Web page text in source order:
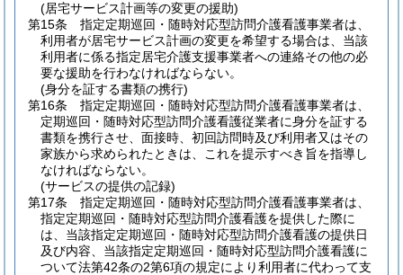
(居宅サービス計画等の変更の援助)
第15条
指定定期巡回・随時対応型訪問介護看護事業者は、
利用者が居宅サービス計画の変更を希望する場合は、当該
利用者に係る指定居宅介護支援事業者への連絡その他の必
要な援助を行わなければならない。
(身分を証する書類の携行)
第16条
指定定期巡回・随時対応型訪問介護看護事業者は、
定期巡回・随時対応型訪問介護看護従業者に身分を証する
書類を携行させ、面接時、初回訪問時及び利用者又はその
家族から求められたときは、これを提示すべき旨を指導し
なければならない。
(サービスの提供の記録)
第17条
指定定期巡回・随時対応型訪問介護看護事業者は、
指定定期巡回・随時対応型訪問介護看護を提供した際に
は、当該指定定期巡回・随時対応型訪問介護看護の提供日
及び内容、当該指定定期巡回・随時対応型訪問介護看護に
ついて法第42条の2第6項の規定により利用者に代わって支